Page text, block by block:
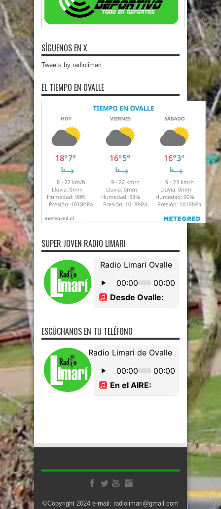
SÍGUENOS EN X
Tweets by radiolimari
EL TIEMPO EN OVALLE
SUPER JOVEN RADIO LIMARI
ESCÚCHANOS EN TU TELÉFONO
©Copyright 2024 e-mail: radiolimari@gmail.com